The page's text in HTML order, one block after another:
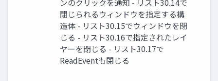
ンのクリックを通知 - リスト30.14で
閉じられるウィンドウを指定する構
造体 - リスト30.15でウィンドウを閉
じる - リスト30.16で指定されたレイ
ヤーを閉じる - リスト30.17で
ReadEventも閉じる